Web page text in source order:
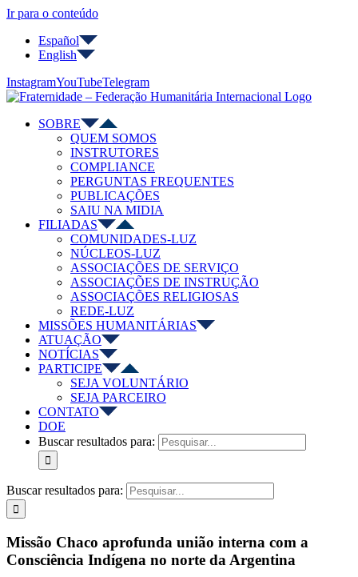
Ir para o conteúdo
Español
English
InstagramYouTubeTelegram
SOBRE
QUEM SOMOS
INSTRUTORES
COMPLIANCE
PERGUNTAS FREQUENTES
PUBLICAÇÕES
SAIU NA MIDIA
FILIADAS
COMUNIDADES-LUZ
NÚCLEOS-LUZ
ASSOCIAÇÕES DE SERVIÇO
ASSOCIAÇÕES DE INSTRUÇÃO
ASSOCIAÇÕES RELIGIOSAS
REDE-LUZ
MISSÕES HUMANITÁRIAS
ATUAÇÃO
NOTÍCIAS
PARTICIPE
SEJA VOLUNTÁRIO
SEJA PARCEIRO
CONTATO
DOE
Buscar resultados para:
Buscar resultados para:
Missão Chaco aprofunda união interna com a
Consciência Indígena no norte da Argentina